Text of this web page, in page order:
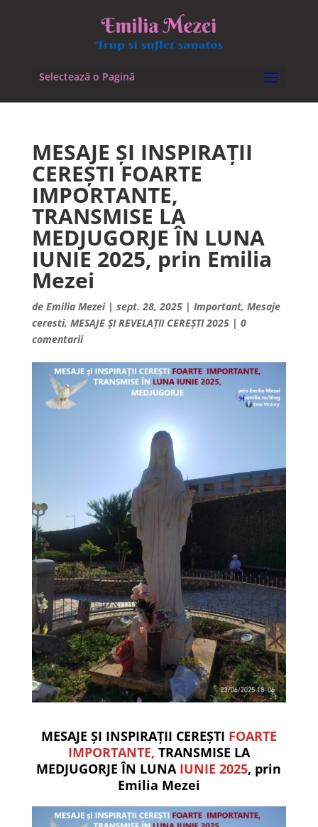
Selectează o Pagină
MESAJE ȘI INSPIRAȚII
CEREȘTI FOARTE
IMPORTANTE,
TRANSMISE LA
MEDJUGORJE ÎN LUNA
IUNIE 2025, prin Emilia
Mezei
de Emilia Mezei| sept. 28, 2025| Important, Mesaje
ceresti, MESAJE ȘI REVELAȚII CEREȘTI 2025| 0
comentarii
MESAJE ȘI INSPIRAȚII CEREȘTI FOARTE
IMPORTANTE, TRANSMISE LA
MEDJUGORJE ÎN LUNA IUNIE 2025, prin
Emilia Mezei